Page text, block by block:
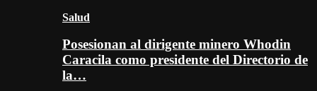
Salud
Posesionan al dirigente minero Whodin
Caracila como presidente del Directorio de
la…